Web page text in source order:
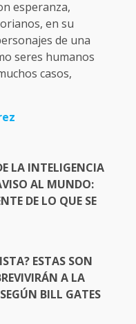
esperanza,
en su
de una
seres humanos
casos,
LA INTELIGENCIA
AL MUNDO:
DE LO QUE SE
ESTAS SON
A LA
BILL GATES